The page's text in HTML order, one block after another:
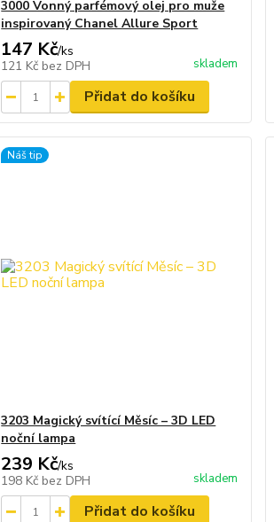
3000 Vonný parfémový olej pro muže
inspirovaný Chanel Allure Sport
147 Kč/ks
121 Kč bez DPH skladem
Přidat do košíku
Náš tip
3203 Magický svítící Měsíc – 3D LED
noční lampa
239 Kč/ks
198 Kč bez DPH skladem
Přidat do košíku